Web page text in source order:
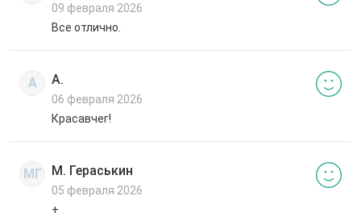
09 февраля 2026
Все отлично.
А А.
06 февраля 2026
Красавчег!
МГ М. Гераськин
05 февраля 2026
+